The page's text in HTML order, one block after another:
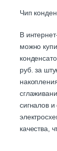
Чип
В
можно
руб. за
сигналов
качества,